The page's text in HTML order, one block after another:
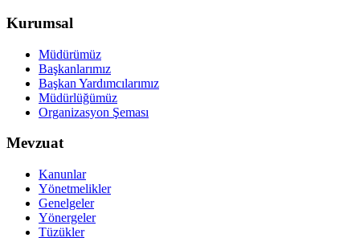
Kurumsal
Müdürümüz
Başkanlarımız
Başkan Yardımcılarımız
Müdürlüğümüz
Organizasyon Şeması
Mevzuat
Kanunlar
Yönetmelikler
Genelgeler
Yönergeler
Tüzükler